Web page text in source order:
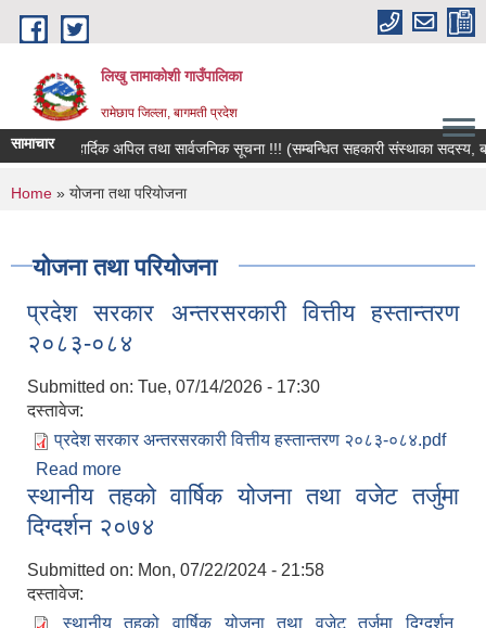
Skip to main content
लिखु तामाकोशी गाउँपालिका
रामेछाप जिल्ला, बागमती प्रदेश
सामाचारहार्दिक अपिल तथा सार्वजनिक सूचना !!! (सम्बन्धित सहकारी संस्थाका सदस्य,
You are here
Home » योजना तथा परियोजना
योजना तथा परियोजना
प्रदेश सरकार अन्तरसरकारी वित्तीय हस्तान्तरण
२०८३-०८४
Submitted on: Tue, 07/14/2026 - 17:30
दस्तावेज:
प्रदेश सरकार अन्तरसरकारी वित्तीय हस्तान्तरण २०८३-०८४.pdf
Read more
२०८३-०८४
स्थानीय तहको वार्षिक योजना तथा वजेट तर्जुमा
दिग्दर्शन २०७४
Submitted on: Mon, 07/22/2024 - 21:58
दस्तावेज:
स्थानीय तहको वार्षिक योजना तथा वजेट तर्जुमा दिग्दर्शन